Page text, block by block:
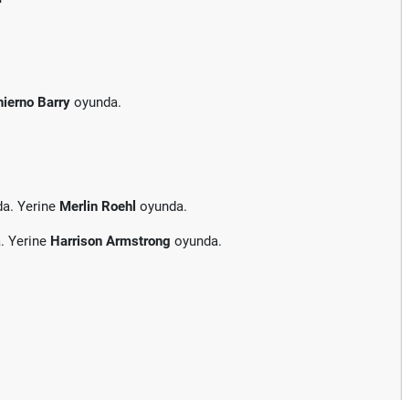
Barry oyunda.
Yerine Merlin Roehl oyunda.
Yerine Harrison Armstrong oyunda.